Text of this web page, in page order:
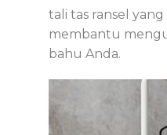
tali tas ransel
membantu
bahu Anda.